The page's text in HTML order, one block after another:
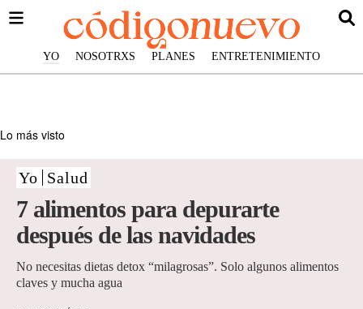
YO NOSOTRXS PLANES ENTRETENIMIENTO
Lo más visto
Yo Salud
7 alimentos para depurarte
después de las navidades
No necesitas dietas detox “milagrosas”. Solo algunos alimentos
claves y mucha agua